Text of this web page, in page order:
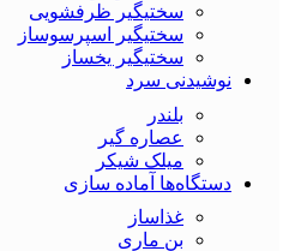
سختیگیر ظرفشویی
سختیگیر اسپرسوساز
سختیگیر یخساز
نوشیدنی سرد
بلندر
عصاره گیر
میلک شیکر
دستگاه‌ها آماده سازی
غذاساز
بن ماری